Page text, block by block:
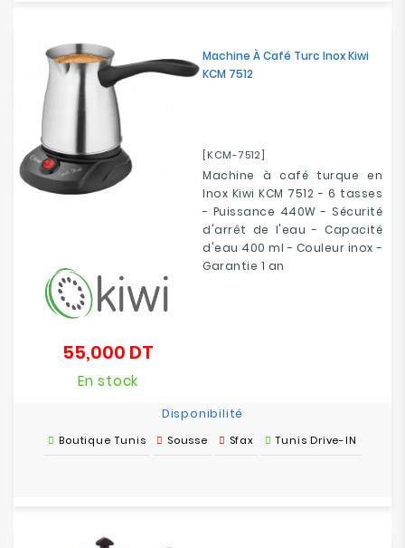
Machine À Café Turc Inox Kiwi
KCM 7512
[KCM-7512]
Machine à café turque en
Inox Kiwi KCM 7512 - 6 tasses
- Puissance 440W - Sécurité
d'arrêt de l'eau - Capacité
d'eau 400 ml - Couleur inox -
Garantie 1 an
55,000 DT
En stock
Disponibilité
Boutique Tunis Sousse Sfax Tunis Drive-IN